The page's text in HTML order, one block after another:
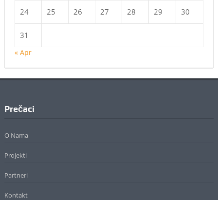
24 25 26 27 28 29 30
31
« Apr
Prečaci
O Nama
Projekti
Partneri
Kontakt